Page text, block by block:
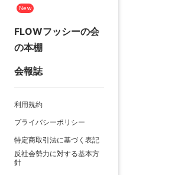
New
FLOWフッシーの会
の本棚
会報誌
利用規約
プライバシーポリシー
特定商取引法に基づく表記
反社会勢力に対する基本方
針